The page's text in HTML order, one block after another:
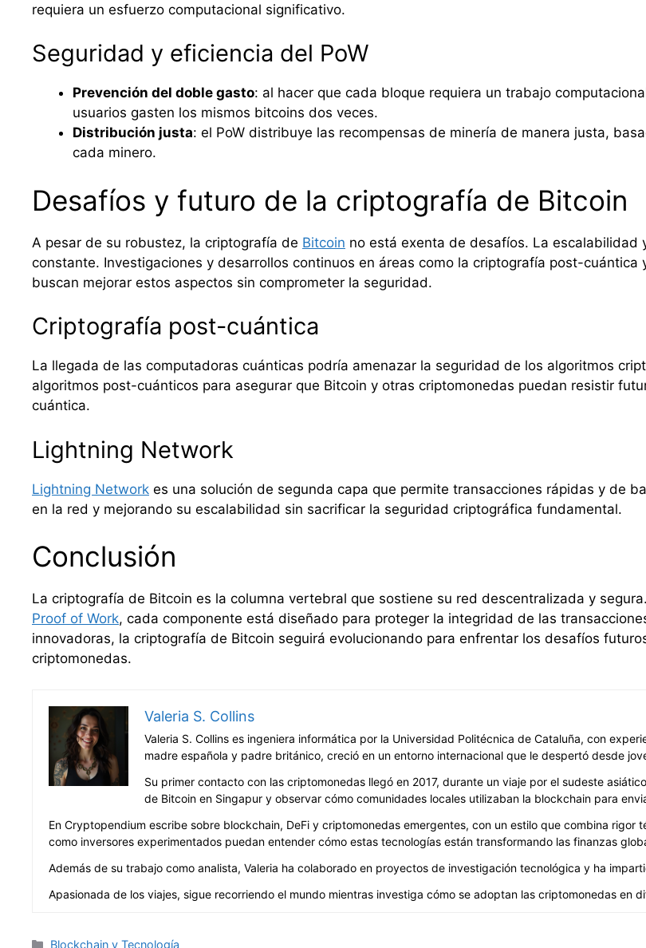
requiera un esfuerzo computacional significativo.
Seguridad y eficiencia del PoW
Prevención del doble gasto: al hacer que cada bloque requiera un trabajo
usuarios gasten los mismos bitcoins dos veces.
Distribución justa: el PoW distribuye las recompensas de minería de manera justa,
cada minero.
Desafíos y futuro de la criptografía de Bitcoin
A pesar de su robustez, la criptografía de Bitcoin no está exenta de desafíos. La
constante. Investigaciones y desarrollos continuos en áreas como la criptografía post-
buscan mejorar estos aspectos sin comprometer la seguridad.
Criptografía post-cuántica
La llegada de las computadoras cuánticas podría amenazar la seguridad de los algoritmos
algoritmos post-cuánticos para asegurar que Bitcoin y otras criptomonedas puedan resistir
cuántica.
Lightning Network
Lightning Network es una solución de segunda capa que permite transacciones rápidas y de
en la red y mejorando su escalabilidad sin sacrificar la seguridad criptográfica fundamental.
Conclusión
La criptografía de Bitcoin es la columna vertebral que sostiene su red descentralizada y
Proof of Work, cada componente está diseñado para proteger la integridad de las
innovadoras, la criptografía de Bitcoin seguirá evolucionando para enfrentar los desafíos
criptomonedas.
Valeria S. Collins
Valeria S. Collins es ingeniera informática por la Universidad Politécnica de Cataluña, con
madre española y padre británico, creció en un entorno internacional que le despertó desde
Su primer contacto con las criptomonedas llegó en 2017, durante un viaje por el sudeste
de Bitcoin en Singapur y observar cómo comunidades locales utilizaban la blockchain para
En Cryptopendium escribe sobre blockchain, DeFi y criptomonedas emergentes, con un estilo que combina
como inversores experimentados puedan entender cómo estas tecnologías están transformando las finanzas
Además de su trabajo como analista, Valeria ha colaborado en proyectos de investigación tecnológica y ha
Apasionada de los viajes, sigue recorriendo el mundo mientras investiga cómo se adoptan las criptomonedas en
Categorías
Blockchain y Tecnología